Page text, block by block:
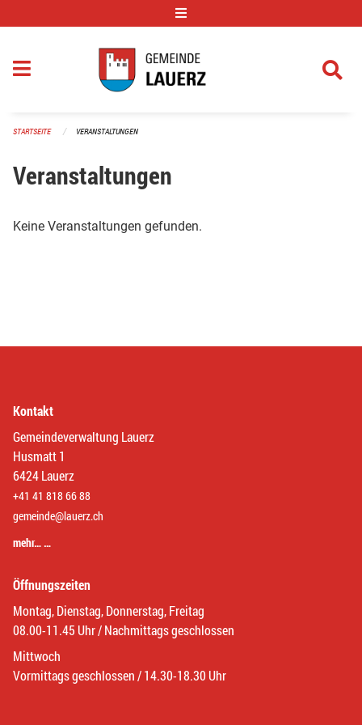
STARTSEITE VERANSTALTUNGEN
Veranstaltungen
Keine Veranstaltungen gefunden.
Kontakt
Gemeindeverwaltung Lauerz
Husmatt 1
6424 Lauerz
+41 41 818 66 88
gemeinde@lauerz.ch
mehr… …
Öffnungszeiten
Montag, Dienstag, Donnerstag, Freitag
08.00-11.45 Uhr / Nachmittags geschlossen
Mittwoch
Vormittags geschlossen / 14.30-18.30 Uhr